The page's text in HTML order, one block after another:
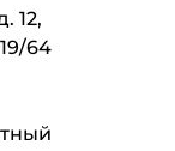
12,
64